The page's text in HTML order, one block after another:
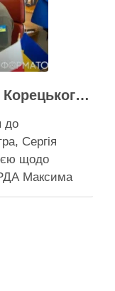
Кличко просить прем’єра Корецького внести президентові подання на звільнення володаря Троєщини Бахматова
до
Сергія
щодо
РДА Максима
прем'єрові
Сергія